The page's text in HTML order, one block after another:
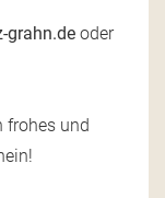
grahn.de oder
frohes und